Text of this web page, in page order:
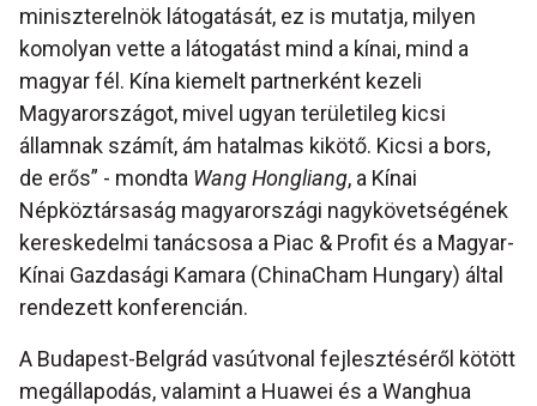
miniszterelnök látogatását, ez is mutatja, milyen
komolyan vette a látogatást mind a kínai, mind a
magyar fél. Kína kiemelt partnerként kezeli
Magyarországot, mivel ugyan területileg kicsi
államnak számít, ám hatalmas kikötő. Kicsi a bors,
de erős” - mondta Wang Hongliang, a Kínai
Népköztársaság magyarországi nagykövetségének
kereskedelmi tanácsosa a Piac & Profit és a Magyar-
Kínai Gazdasági Kamara (ChinaCham Hungary) által
rendezett konferencián.
A Budapest-Belgrád vasútvonal fejlesztéséről kötött
megállapodás, valamint a Huawei és a Wanghua